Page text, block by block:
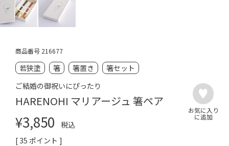
商品番号 216677
若狭塗 箸 箸置き
箸セット
ご結婚の御祝いにぴったり
HARENOHI マリアージュ 箸ペア
¥3,850
税込
[ 35 ポイント ]